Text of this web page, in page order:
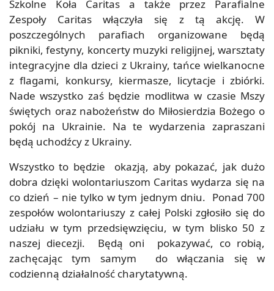
Szkolne Koła Caritas a także przez Parafialne
Zespoły Caritas włączyła się z tą akcję. W
poszczególnych parafiach organizowane będą
pikniki, festyny, koncerty muzyki religijnej, warsztaty
integracyjne dla dzieci z Ukrainy, tańce wielkanocne
z flagami, konkursy, kiermasze, licytacje i zbiórki.
Nade wszystko zaś będzie modlitwa w czasie Mszy
świętych oraz nabożeństw do Miłosierdzia Bożego o
pokój na Ukrainie. Na te wydarzenia zapraszani
będą uchodźcy z Ukrainy.
Wszystko to będzie okazją, aby pokazać, jak dużo
dobra dzięki wolontariuszom Caritas wydarza się na
co dzień – nie tylko w tym jednym dniu. Ponad 700
zespołów wolontariuszy z całej Polski zgłosiło się do
udziału w tym przedsięwzięciu, w tym blisko 50 z
naszej diecezji. Będą oni pokazywać, co robią,
zachęcając tym samym do włączania się w
codzienną działalność charytatywną.